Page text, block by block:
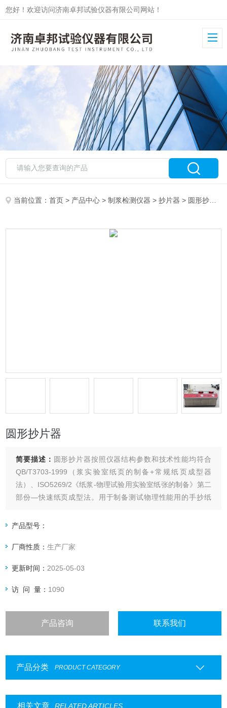
您好！欢迎访问济南卓邦试验仪器有限公司网站！
当前位置：首页 > 产品中心 >制浆检测仪器 >抄片器 > 圆形抄片器
圆形抄片器
简要描述： 圆形抄片器按照仪器结构参数和技术性能均符合
QB/T3703-1999（浆实验室纸页的制备+常规纸页成型器
法）、ISO5269/2《纸浆-物理试验用实验室纸张的制备》第二
部份—快速纸页成型法。用于制备测试物理性能用的手抄纸
维，纳米材料等。本机具有抄片，抽滤，压榨，干燥功能。在
产品型号：
厂商性质：生产厂家
更新时间： 2025-05-03
访 问 量： 1090
产品咨询 联系我们
产品分类 PRODUCT CATEGORY
相关文章 RELATED ARTICLES